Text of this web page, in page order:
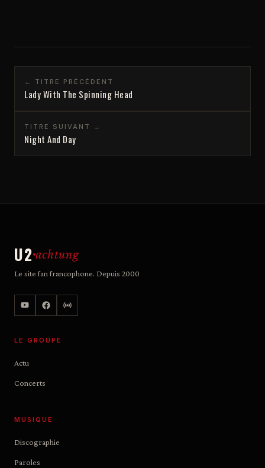
← TITRE PRÉCÉDENT
Lady With The Spinning Head
TITRE SUIVANT →
Night And Day
U2 achtung
Le site fan francophone. Depuis 2000
LE GROUPE
Actu
Concerts
MUSIQUE
Discographie
Paroles